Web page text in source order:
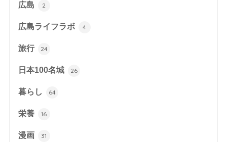
広島 2
広島ライフラボ 4
旅行 24
日本100名城 26
暮らし 64
栄養 16
漫画 31